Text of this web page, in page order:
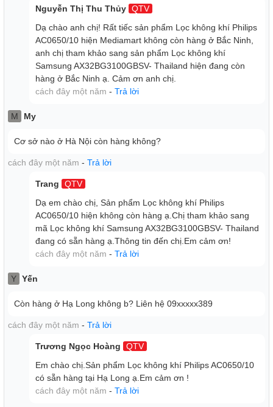
Nguyễn Thị Thu Thủy QTV
Dạ chào anh chị! Rất tiếc sản phẩm Lọc không khí Philips
AC0650/10 hiện Mediamart không còn hàng ở Bắc Ninh,
anh chị tham khảo sang sản phẩm Lọc không khí
Samsung AX32BG3100GBSV- Thailand hiện đang còn
hàng ở Bắc Ninh ạ. Cảm ơn anh chị.
cách đây một năm - Trả lời
M My
Cơ sở nào ở Hà Nội còn hàng không?
cách đây một năm - Trả lời
Trang
QTV
Dạ em chào chị, Sản phẩm Lọc không khí Philips
AC0650/10 hiện không còn hàng ạ.Chị tham khảo sang
mã Lọc không khí Samsung AX32BG3100GBSV- Thailand
đang có sẵn hàng ạ.Thông tin đến chị.Em cảm ơn!
cách đây một năm - Trả lời
Y Yến
Còn hàng ở Hạ Long không b? Liên hệ 09xxxxx389
cách đây một năm - Trả lời
Trương Ngọc Hoàng
QTV
Em chào chị.Sản phẩm Lọc không khí Philips AC0650/10
có sẵn hàng tại Hạ Long ạ.Em cảm ơn !
cách đây một năm - Trả lời